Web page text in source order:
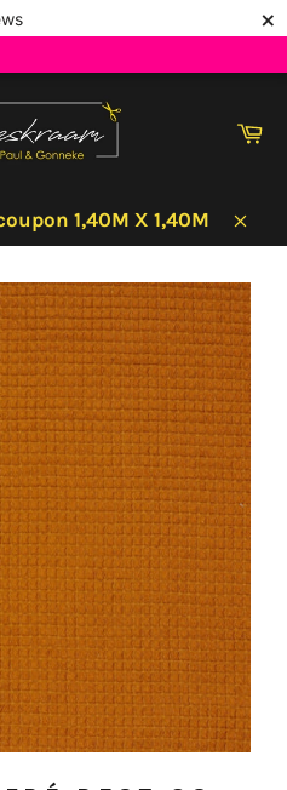
×
1,40M X 1,40M
Close